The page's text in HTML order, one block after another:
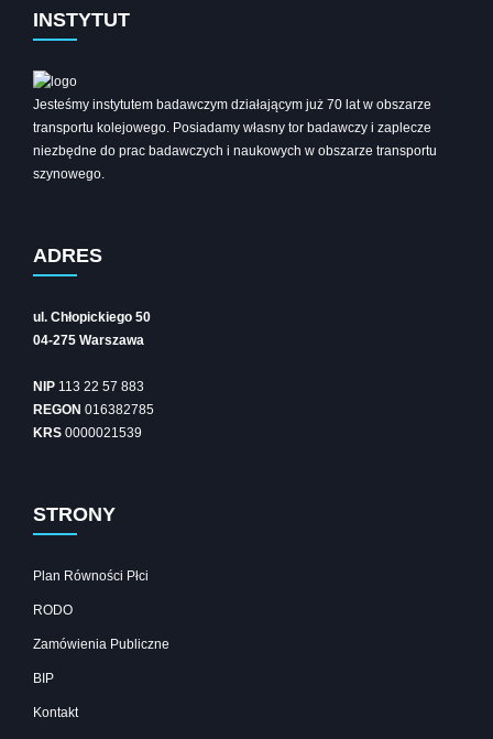
INSTYTUT
Jesteśmy instytutem badawczym działającym już 70 lat w obszarze
transportu kolejowego. Posiadamy własny tor badawczy i zaplecze
niezbędne do prac badawczych i naukowych w obszarze transportu
szynowego.
ADRES
ul. Chłopickiego 50
04-275 Warszawa
NIP 113 22 57 883
REGON 016382785
KRS 0000021539
STRONY
Plan Równości Płci
RODO
Zamówienia Publiczne
BIP
Kontakt